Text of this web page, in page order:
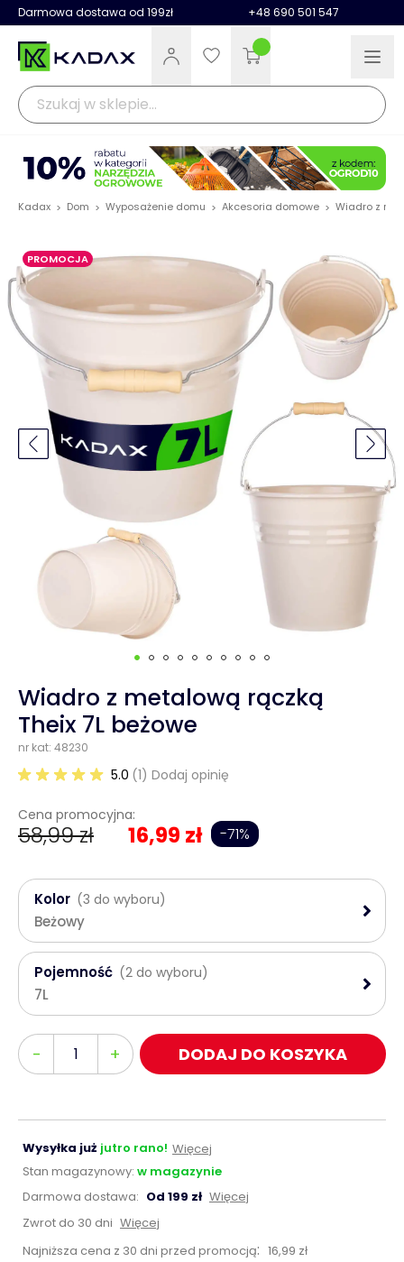
Darmowa dostawa od 199zł +48 690 501 547
Kadax > Dom > Wyposażenie domu > Akcesoria domowe > Wiadro z
PROMOCJA
Wiadro z metalową rączką
Theix 7L beżowe
nr kat: 48230
5.0 (1) Dodaj opinię
Cena promocyjna:
58,99 zł 16,99 zł -71%
Kolor (3 do wyboru)
Beżowy
Pojemność (2 do wyboru)
7L
-
Ilość + DODAJ DO KOSZYKA
Wysyłka już jutro rano! Więcej
Stan magazynowy: w magazynie
Darmowa dostawa: Od 199 zł Więcej
Zwrot do 30 dni Więcej
Najniższa cena z 30 dni przed promocją: 16,99 zł